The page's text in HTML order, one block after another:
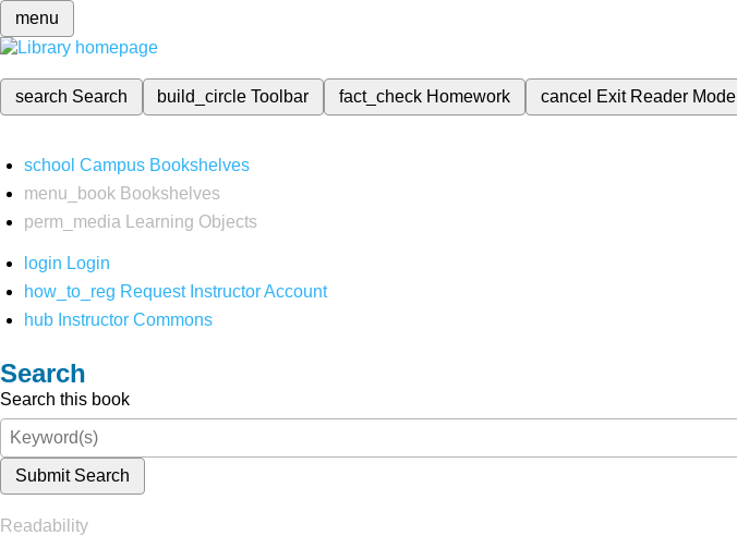
menu
search Search build_circleToolbar fact_check Homework cancel Exit Reader Mode
school Campus Bookshelves
menu_book Bookshelves
perm_media
Learning Objects
login Login
how_to_reg Request Instructor Account
hub Instructor Commons
Search
Search this book
Submit Search
Readability